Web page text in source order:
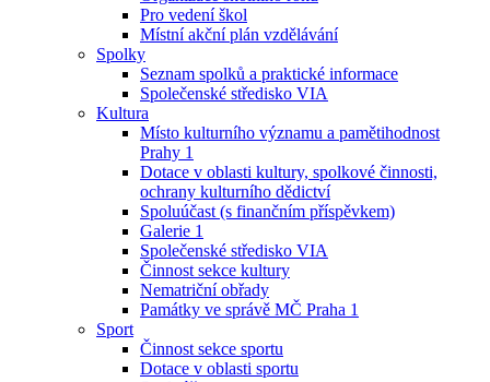
Pro vedení škol
Místní akční plán vzdělávání
Spolky
Seznam spolků a praktické informace
Společenské středisko VIA
Kultura
Místo kulturního významu a pamětihodnost
Prahy 1
Dotace v oblasti kultury, spolkové činnosti,
ochrany kulturního dědictví
Spoluúčast (s finančním příspěvkem)
Galerie 1
Společenské středisko VIA
Činnost sekce kultury
Nematriční obřady
Památky ve správě MČ Praha 1
Sport
Činnost sekce sportu
Dotace v oblasti sportu